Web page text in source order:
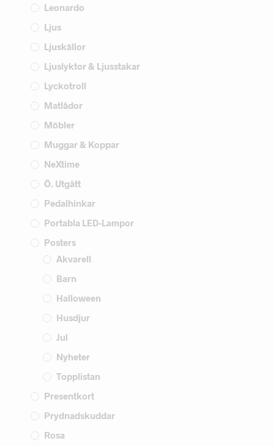
Leonardo
Ljus
Ljuskällor
Ljuslyktor & Ljusstakar
Lyckotroll
Matlådor
Möbler
Muggar & Koppar
NeXtime
Ö. Utgått
Pedalhinkar
Portabla LED-Lampor
Posters
Akvarell
Barn
Halloween
Husdjur
Jul
Nyheter
Topplistan
Presentkort
Prydnadskuddar
Rosa